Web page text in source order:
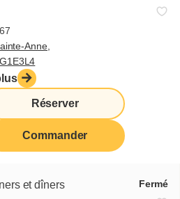
Anne,
Réserver
Commander
et dîners Fermé